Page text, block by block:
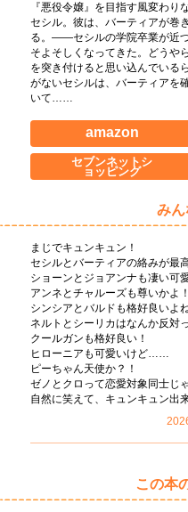
『悪役令嬢』を目指す風変わ
セシル。彼は、バーティアが巻
る。――セシルの学院卒業が近
そよそしくなってきた。どうや
を突き付けると思い込んでいる
がないセシルは、バーティアを
いて……
amazon
セブンネットシ
ョッピング
みん
まじでキュンキュン！
セシルとバーティアの絡みが最
ショーンとジョアンナも凄い可
アンネとチャルーズも尊いかよ！
シンシアとバルドも格好良いよ
ネルトとシーリカはなんか反対
クールガンも格好良い！
ヒローニアも可愛いけど……
ピーちゃん天使か？！
ゼノとクロって恋愛対象同士
自然に笑えて、キュンキュン出
この本